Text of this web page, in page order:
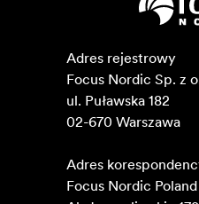
Adres rejestrowy
Focus Nordic Sp. z
ul. Puławska 182
02-670 Warszawa
Adres
Focus Nordic Poland